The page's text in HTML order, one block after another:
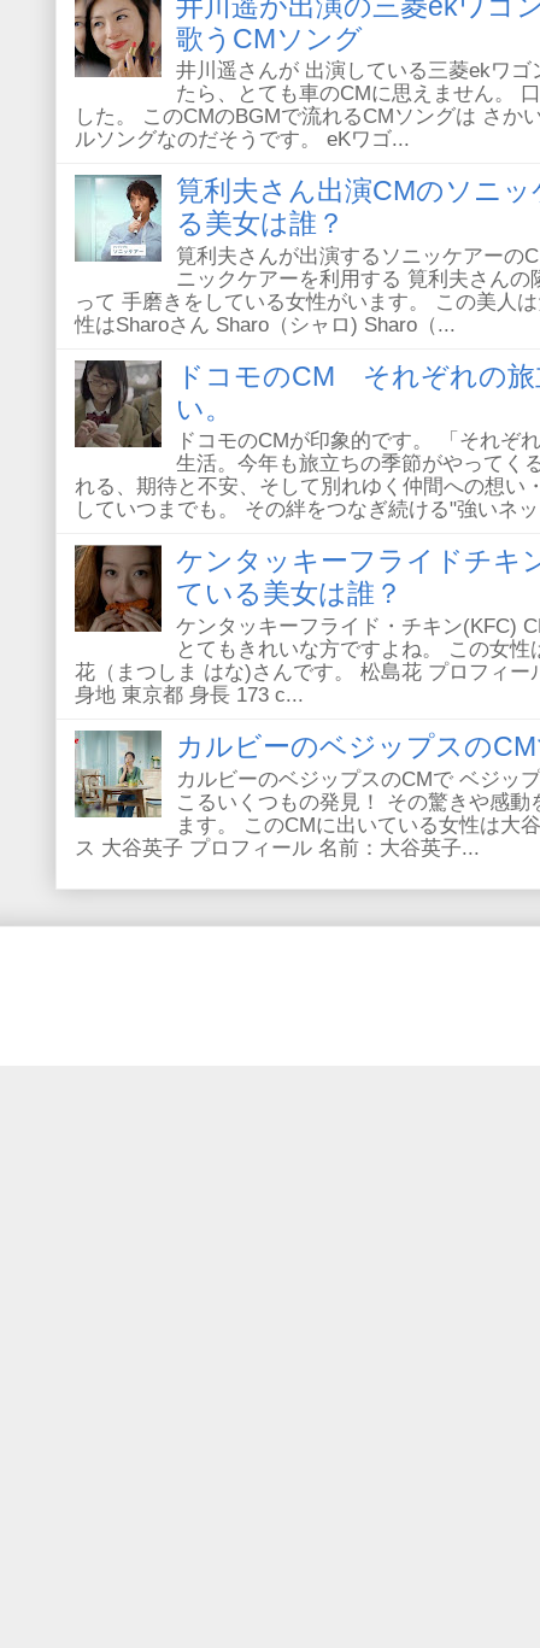
歌うCMソング
井川遥さんが 出演している三菱ekワ
たら、とても車のCMに思えません。
した。 このCMのBGMで流れるCMソングは さか
ルソングなのだそうです。 eKワゴ...
筧利夫さん出演CMのソニ
る美女は誰？
筧利夫さんが出演するソニッケアーの
ニックケアーを利用する 筧利夫さん
って 手磨きをしている女性がいます。 この美人
性はSharoさん Sharo（シャロ) Sharo（...
ドコモのCM それぞれの
い。
ドコモのCMが印象的です。 「それぞ
生活。今年も旅立ちの季節がやって
れる、期待と不安、そして別れゆく仲間への想
していつまでも。 その絆をつなぎ続ける"強いネ
ケンタッキーフライドチキ
ている美女は誰？
ケンタッキーフライド・チキン(KFC)
とてもきれいな方ですよね。 この女
花（まつしま はな)さんです。 松島花 プロフィー
身地 東京都 身長 173 c...
カルビーのベジップスの
カルビーのベジップスのCMで ベジッ
こるいくつもの発見！ その驚きや感
ます。 このCMに出いている女性は大
ス 大谷英子 プロフィール 名前：大谷英子...